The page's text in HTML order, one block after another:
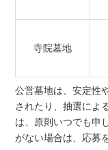
寺院墓地
公営墓地は、安定性
されたり、抽選によ
は、原則いつでも申
がない場合は、応募